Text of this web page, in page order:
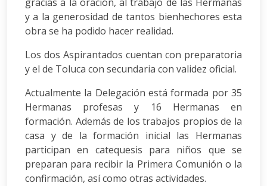
gracias a la oración, al trabajo de las Hermanas
y a la generosidad de tantos bienhechores esta
obra se ha podido hacer realidad.
Los dos Aspirantados cuentan con preparatoria
y el de Toluca con secundaria con validez oficial.
Actualmente la Delegación está formada por 35
Hermanas profesas y 16 Hermanas en
formación. Además de los trabajos propios de la
casa y de la formación inicial las Hermanas
participan en catequesis para niños que se
preparan para recibir la Primera Comunión o la
confirmación, así como otras actividades.